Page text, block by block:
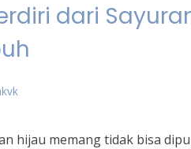
dari
hijau memang tidak bisa